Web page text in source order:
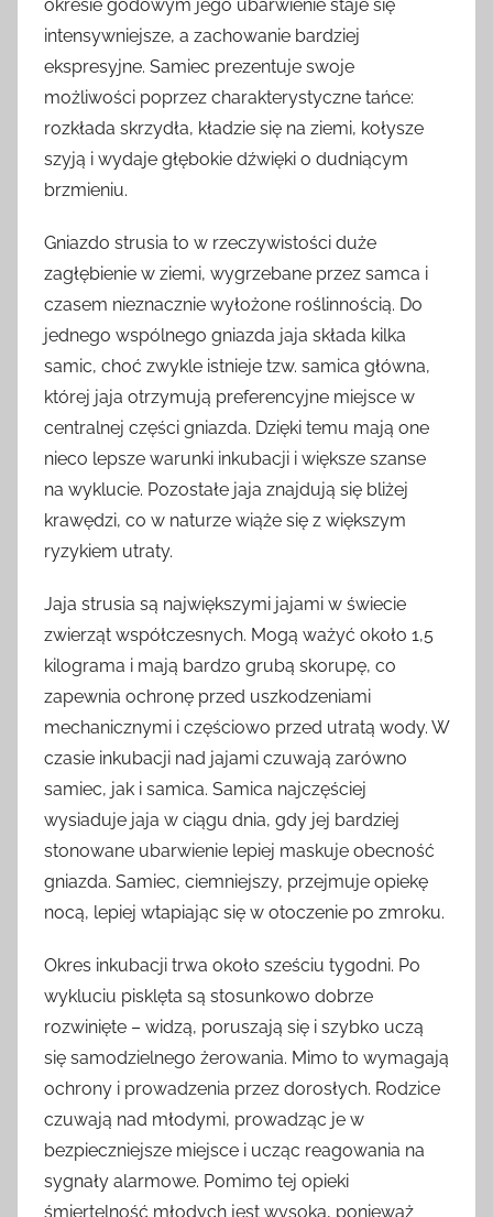
okresie godowym jego ubarwienie staje się
intensywniejsze, a zachowanie bardziej
ekspresyjne. Samiec prezentuje swoje
możliwości poprzez charakterystyczne tańce:
rozkłada skrzydła, kładzie się na ziemi, kołysze
szyją i wydaje głębokie dźwięki o dudniącym
brzmieniu.
Gniazdo strusia to w rzeczywistości duże
zagłębienie w ziemi, wygrzebane przez samca i
czasem nieznacznie wyłożone roślinnością. Do
jednego wspólnego gniazda jaja składa kilka
samic, choć zwykle istnieje tzw. samica główna,
której jaja otrzymują preferencyjne miejsce w
centralnej części gniazda. Dzięki temu mają one
nieco lepsze warunki inkubacji i większe szanse
na wyklucie. Pozostałe jaja znajdują się bliżej
krawędzi, co w naturze wiąże się z większym
ryzykiem utraty.
Jaja strusia są największymi jajami w świecie
zwierząt współczesnych. Mogą ważyć około 1,5
kilograma i mają bardzo grubą skorupę, co
zapewnia ochronę przed uszkodzeniami
mechanicznymi i częściowo przed utratą wody. W
czasie inkubacji nad jajami czuwają zarówno
samiec, jak i samica. Samica najczęściej
wysiaduje jaja w ciągu dnia, gdy jej bardziej
stonowane ubarwienie lepiej maskuje obecność
gniazda. Samiec, ciemniejszy, przejmuje opiekę
nocą, lepiej wtapiając się w otoczenie po zmroku.
Okres inkubacji trwa około sześciu tygodni. Po
wykluciu pisklęta są stosunkowo dobrze
rozwinięte – widzą, poruszają się i szybko uczą
się samodzielnego żerowania. Mimo to wymagają
ochrony i prowadzenia przez dorosłych. Rodzice
czuwają nad młodymi, prowadząc je w
bezpieczniejsze miejsce i ucząc reagowania na
sygnały alarmowe. Pomimo tej opieki
śmiertelność młodych jest wysoka, ponieważ